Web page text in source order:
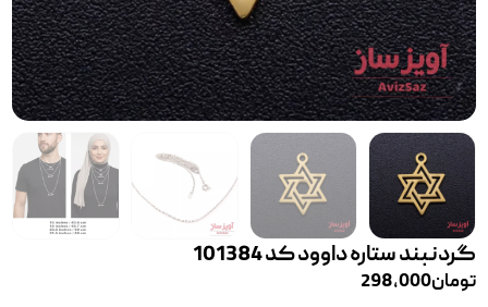
گردنبند ستاره داوود کد 101384
تومان298,000